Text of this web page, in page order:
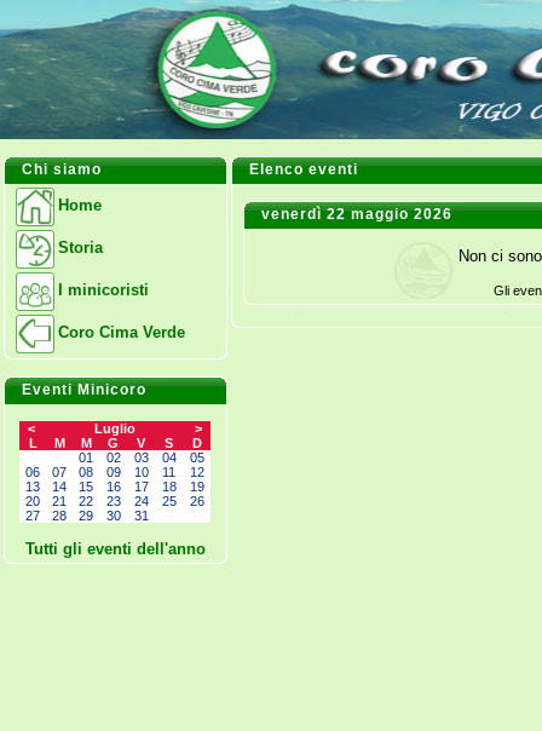
Chi siamo
Home
Storia
I minicoristi
Coro Cima Verde
Eventi Minicoro
< Luglio
>
L
M M G V S
D
01 02 03 04
05
06
07 08 09 10 11
12
13
14 15 16 17 18
19
20
21 22 23 24 25
26
27
28 29 30 31
Tutti gli eventi dell'anno
Elenco eventi
venerdì 22 maggio 2026
Non ci
Gli